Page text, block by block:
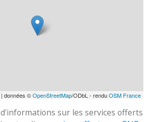
| données ©OpenStreetMap/ODbL - renduOSM France
sur les services offerts